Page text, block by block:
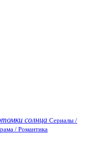
солнца Сериалы /
/ Романтика